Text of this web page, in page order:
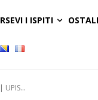
I ISPITI
UPIS...